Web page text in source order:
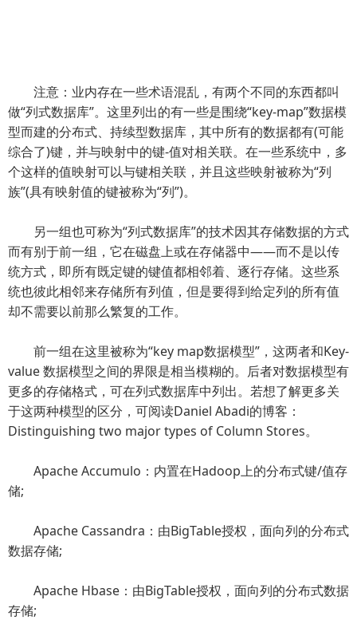
注意：业内存在一些术语混乱，有两个不同的东西都叫
做“列式数据库”。这里列出的有一些是围绕“key-map”数据模
型而建的分布式、持续型数据库，其中所有的数据都有(可能
综合了)键，并与映射中的键-值对相关联。在一些系统中，多
个这样的值映射可以与键相关联，并且这些映射被称为“列
族”(具有映射值的键被称为“列”)。
另一组也可称为“列式数据库”的技术因其存储数据的方式
而有别于前一组，它在磁盘上或在存储器中——而不是以传
统方式，即所有既定键的键值都相邻着、逐行存储。这些系
统也彼此相邻来存储所有列值，但是要得到给定列的所有值
却不需要以前那么繁复的工作。
前一组在这里被称为“key map数据模型”，这两者和Key-
value 数据模型之间的界限是相当模糊的。后者对数据模型有
更多的存储格式，可在列式数据库中列出。若想了解更多关
于这两种模型的区分，可阅读Daniel Abadi的博客：
Distinguishing two major types of Column Stores。
Apache Accumulo：内置在Hadoop上的分布式键/值存
储;
Apache Cassandra：由BigTable授权，面向列的分布式
数据存储;
Apache Hbase：由BigTable授权，面向列的分布式数据
存储;